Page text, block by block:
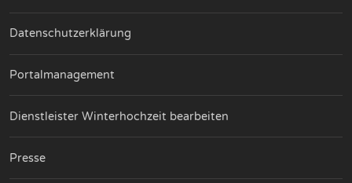
Datenschutzerklärung
Portalmanagement
Dienstleister Winterhochzeit bearbeiten
Presse